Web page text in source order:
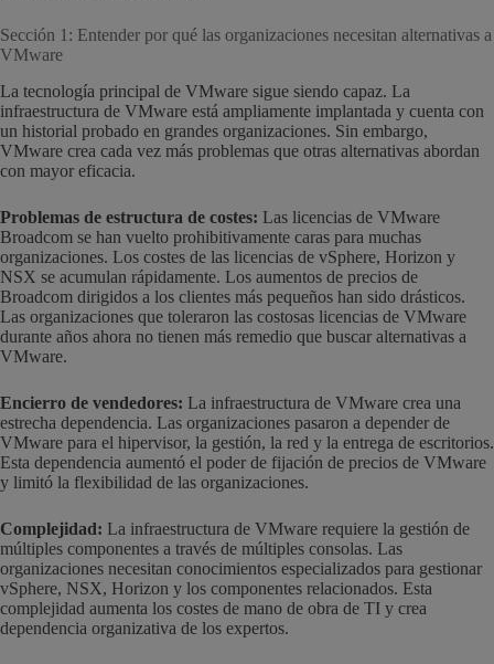
Sección 1: Entender por qué las organizaciones necesitan alternativas a
VMware
La tecnología principal de VMware sigue siendo capaz. La
infraestructura de VMware está ampliamente implantada y cuenta con
un historial probado en grandes organizaciones. Sin embargo,
VMware crea cada vez más problemas que otras alternativas abordan
con mayor eficacia.
Problemas de estructura de costes: Las licencias de VMware
Broadcom se han vuelto prohibitivamente caras para muchas
organizaciones. Los costes de las licencias de vSphere, Horizon y
NSX se acumulan rápidamente. Los aumentos de precios de
Broadcom dirigidos a los clientes más pequeños han sido drásticos.
Las organizaciones que toleraron las costosas licencias de VMware
durante años ahora no tienen más remedio que buscar alternativas a
VMware.
Encierro de vendedores: La infraestructura de VMware crea una
estrecha dependencia. Las organizaciones pasaron a depender de
VMware para el hipervisor, la gestión, la red y la entrega de escritorios.
Esta dependencia aumentó el poder de fijación de precios de VMware
y limitó la flexibilidad de las organizaciones.
Complejidad: La infraestructura de VMware requiere la gestión de
múltiples componentes a través de múltiples consolas. Las
organizaciones necesitan conocimientos especializados para gestionar
vSphere, NSX, Horizon y los componentes relacionados. Esta
complejidad aumenta los costes de mano de obra de TI y crea
dependencia organizativa de los expertos.